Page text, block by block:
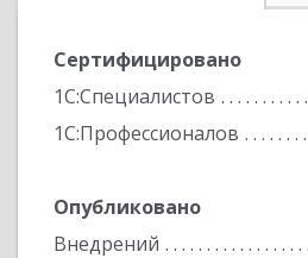
Сертифицировано
1С:Специалистов
1С:Профессионалов
Опубликовано
Внедрений